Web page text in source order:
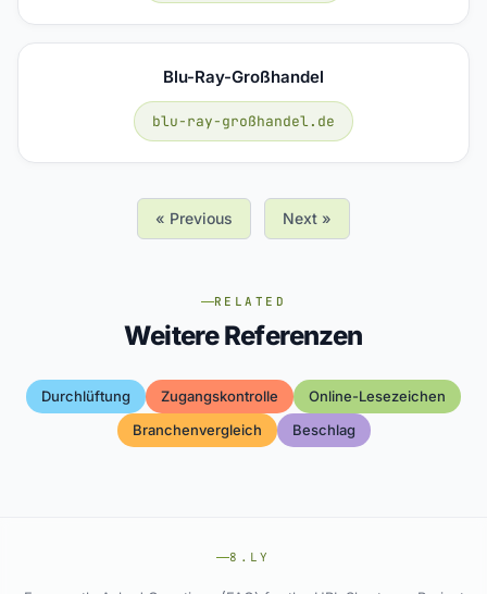
Blu-Ray-Großhandel
blu-ray-großhandel.de
« Previous Next »
RELATED
Weitere Referenzen
Durchlüftung Zugangskontrolle
Online-Lesezeichen
Branchenvergleich
Beschlag
8.LY